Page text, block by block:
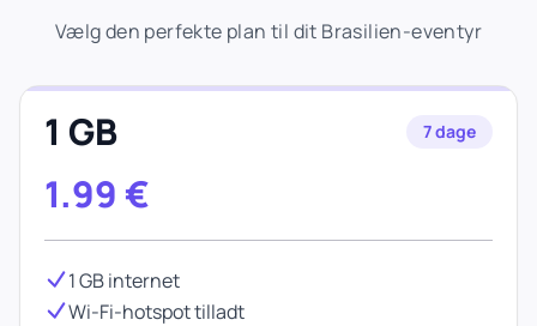
Vælg den perfekte plan til dit Brasilien-eventyr
1 GB 7 dage
1.99 €
1 GB internet
Wi-Fi-hotspot tilladt